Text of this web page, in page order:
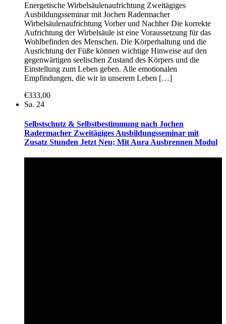
Energetische Wirbelsäulenaufrichtung Zweitägiges
Ausbildungsseminar mit Jochen Radermacher
Wirbelsäulenaufrichtung Vorher und Nachher Die korrekte
Aufrichtung der Wirbelsäule ist eine Voraussetzung für das
Wohlbefinden des Menschen. Die Körperhaltung und die
Ausrichtung der Füße können wichtige Hinweise auf den
gegenwärtigen seelischen Zustand des Körpers und die
Einstellung zum Leben geben. Alle emotionalen
Empfindungen, die wir in unserem Leben […]
€333,00
Sa. 24
Selbstschutz & Selbstbestimmung nach Jochen
Radermacher Zweitägiges Ausbildungsseminar mit
Zusatz Stunden Jetzt Neu; Mit Aura Ausbrennen Modul